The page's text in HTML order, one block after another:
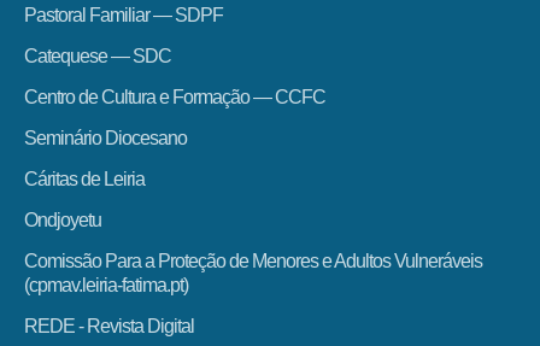
Pastoral Familiar — SDPF
Catequese — SDC
Centro de Cultura e Formação — CCFC
Seminário Diocesano
Cáritas de Leiria
Ondjoyetu
Comissão Para a Proteção de Menores e Adultos Vulneráveis
(cpmav.leiria-fatima.pt)
REDE - Revista Digital